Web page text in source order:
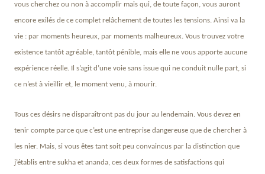
vous cherchez ou non à accomplir mais qui, de toute façon, vous auront
encore exilés de ce complet relâchement de toutes les tensions. Ainsi va la
vie : par moments heureux, par moments malheureux. Vous trouvez votre
existence tantôt agréable, tantôt pénible, mais elle ne vous apporte aucune
expérience réelle. Il s’agit d’une voie sans issue qui ne conduit nulle part, si
ce n’est à vieillir et, le moment venu, à mourir.
Tous ces désirs ne disparaîtront pas du jour au lendemain. Vous devez en
tenir compte parce que c’est une entreprise dangereuse que de chercher à
les nier. Mais, si vous êtes tant soit peu convaincus par la distinction que
j’établis entre sukha et ananda, ces deux formes de satisfactions qui